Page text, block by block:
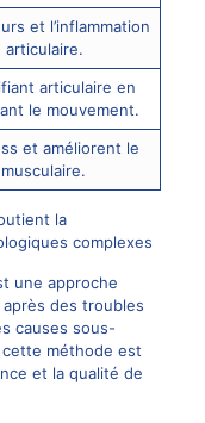
et l’inflammation
articulaire.
articulaire en
le mouvement.
et améliorent le
la
complexes
une approche
des troubles
causes sous-
méthode est
et la qualité de